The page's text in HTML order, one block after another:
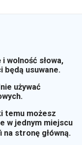
wolność słowa,
będą usuwane.
używać
temu możesz
w jednym miejscu
na stronę główną.